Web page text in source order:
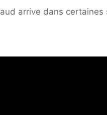
arrive dans